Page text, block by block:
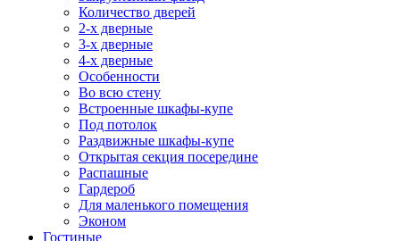
Количество дверей
2-х дверные
3-х дверные
4-х дверные
Особенности
Во всю стену
Встроенные шкафы-купе
Под потолок
Раздвижные шкафы-купе
Открытая секция посередине
Распашные
Гардероб
Для маленького помещения
Эконом
Гостиные